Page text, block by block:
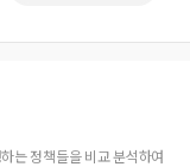
는 정책들을 비교 분석하여